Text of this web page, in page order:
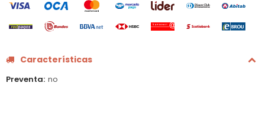
Características
Preventa no